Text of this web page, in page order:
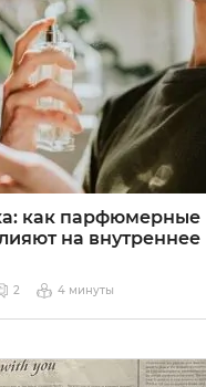
как парфюмерные
на внутреннее
2 4 минуты
влиять на наше
и формировать
рассказываем, как
на сознание и как выбрать